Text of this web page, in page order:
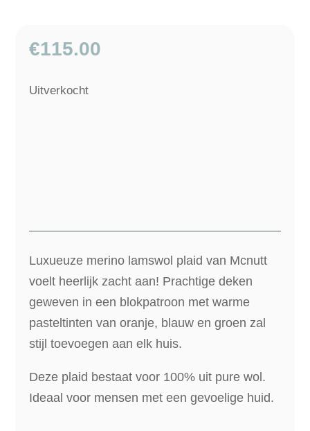
€115.00
Uitverkocht
Luxueuze merino lamswol plaid van Mcnutt
voelt heerlijk zacht aan! Prachtige deken
geweven in een blokpatroon met warme
pasteltinten van oranje, blauw en groen zal
stijl toevoegen aan elk huis.
Deze plaid bestaat voor 100% uit pure wol.
Ideaal voor mensen met een gevoelige huid.